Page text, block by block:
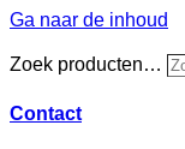
Ga naar de inhoud
Zoek producten…
Contact